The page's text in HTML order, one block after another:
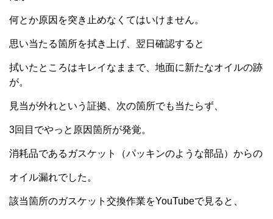
何とか原因を突き止めなくてはいけません。
思い当たる箇所を拭き上げ、翌日確認すると
拭いたところはキレイなままで、地面に新たなオイルの跡
が。
見当が外れという証拠、次の箇所でも当たらず、
3回目でやっと原因箇所が発覚。
消耗品であるガスケット（パッキンのような部品）からの
オイル漏れでした。
該当箇所のガスケット交換作業をYouTubeで見ると、